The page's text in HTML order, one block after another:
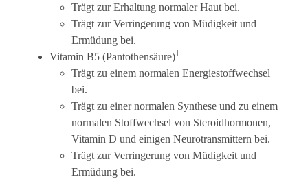
Trägt zur Erhaltung normaler Haut bei.
Trägt zur Verringerung von Müdigkeit und
Ermüdung bei.
Vitamin B5 (Pantothensäure)1
Trägt zu einem normalen Energiestoffwechsel
bei.
Trägt zu einer normalen Synthese und zu einem
normalen Stoffwechsel von Steroidhormonen,
Vitamin D und einigen Neurotransmittern bei.
Trägt zur Verringerung von Müdigkeit und
Ermüdung bei.